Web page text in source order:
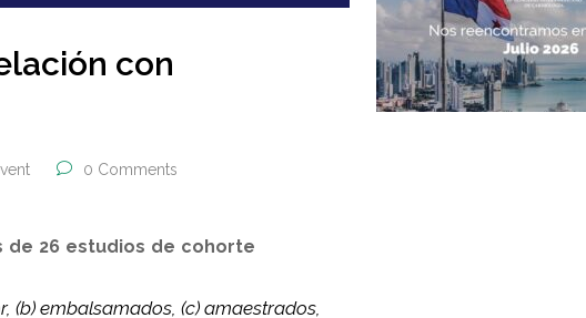
con
0 Comments
de 26 estudios de cohorte
(b) embalsamados, (c) amaestrados,